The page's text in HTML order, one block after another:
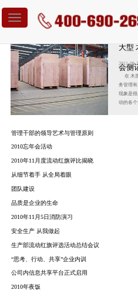
Toggle
navigation
大型
会侧
2011-09-
在 木质
务管理
现象是
动的各个
管理干部的领导艺术与管理原则
2010忘年会活动
2010年11月度流动红旗评比揭晓
从细节着手 从全局着眼
团队建设
品质是企业的生命
2010年11月5日消防演习
安全生产 从我做起
生产部流动红旗评选活动总结会议
“思考、行动、共享”企业内训
公司内信息共享平台正式启用
2010年夜饭